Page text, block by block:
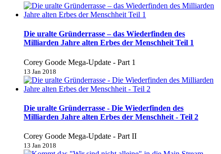
Die uralte Gründerrasse – das Wiederfinden des
Milliarden Jahre alten Erbes der Menschheit Teil 1
Corey Goode Mega-Update - Part 1
13 Jan 2018
Die uralte Gründerrasse - Die Wiederfinden des
Milliarden Jahre alten Erbes der Menschheit - Teil 2
Corey Goode Mega-Update - Part II
13 Jan 2018